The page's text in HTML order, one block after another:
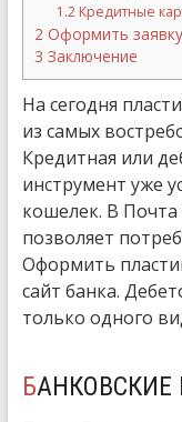
1.2 Кредитные
2 Оформить
3 Заключение
На сегодня
из самых
Кредитная или
инструмент уже
кошелек. В Почта
позволяет
Оформить
сайт банка.
только одного